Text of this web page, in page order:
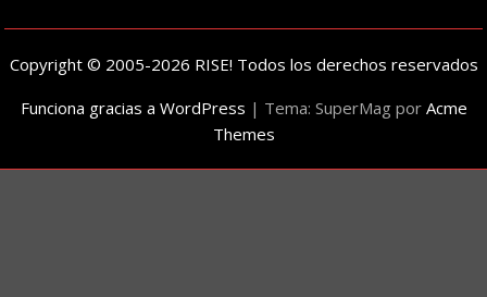
Copyright © 2005-2026 RISE! Todos los derechos reservados
Funciona gracias a WordPress | Tema: SuperMag por Acme
Themes